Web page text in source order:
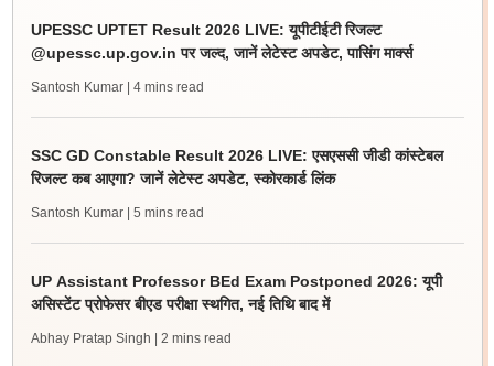
UPESSC UPTET Result 2026 LIVE: यूपीटीईटी रिजल्ट
@upessc.up.gov.in पर जल्द, जानें लेटेस्ट अपडेट, पासिंग मार्क्स
Santosh Kumar | 4 mins read
SSC GD Constable Result 2026 LIVE: एसएससी जीडी कांस्टेबल
रिजल्ट कब आएगा? जानें लेटेस्ट अपडेट, स्कोरकार्ड लिंक
Santosh Kumar | 5 mins read
UP Assistant Professor BEd Exam Postponed 2026: यूपी
असिस्टेंट प्रोफेसर बीएड परीक्षा स्थगित, नई तिथि बाद में
Abhay Pratap Singh | 2 mins read